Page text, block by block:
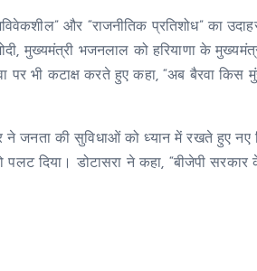
और “राजनीतिक प्रतिशोध” का
मुख्यमंत्री भजनलाल को हरियाणा के
पर भी कटाक्ष करते हुए कहा, “अब बैरवा
जनता की सुविधाओं को ध्यान में रखते हुए नए
पलट दिया। डोटासरा ने कहा, “बीजेपी